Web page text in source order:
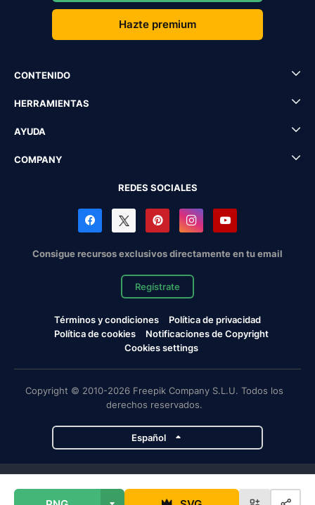
Hazte premium
CONTENIDO
HERRAMIENTAS
AYUDA
COMPANY
REDES SOCIALES
Consigue recursos exclusivos directamente en tu email
Regístrate
Términos y condiciones
Política de privacidad
Política de cookies
Notificaciones de Copyright
Cookies settings
Copyright © 2010-2026 Freepik Company S.L.U. Todos los
derechos reservados.
Español